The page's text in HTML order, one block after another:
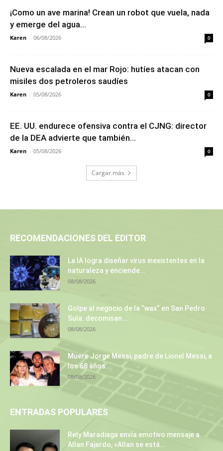
¡Como un ave marina! Crean un robot que vuela, nada
y emerge del agua...
Karen - 06/08/2026 0
Nueva escalada en el mar Rojo: hutíes atacan con
misiles dos petroleros saudíes
Karen - 05/08/2026 0
EE. UU. endurece ofensiva contra el CJNG: director
de la DEA advierte que también...
Karen - 05/08/2026 0
Cargar más
RECOMENDACIONES DEL EDITOR
La IA logra diseñar virus inexistentes en la
naturaleza y enciende...
08/08/2026
Golpe al negocio de la “wax” en San Pedro
Sula: decomisan...
08/08/2026
Muere Jorge Messi, padre de Lionel Messi, a
los 68 años...
08/08/2026
ENTRADAS POPULARES
Rely Maradiaga envía emotivo mensaje a
Allan Fajardo, «Allan se está...